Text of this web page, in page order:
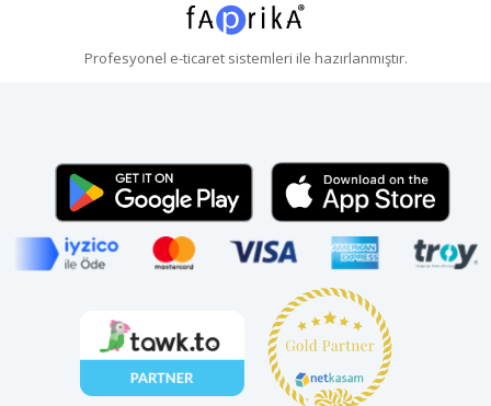
Profesyonel e-ticaretsistemleri ile hazırlanmıştır.